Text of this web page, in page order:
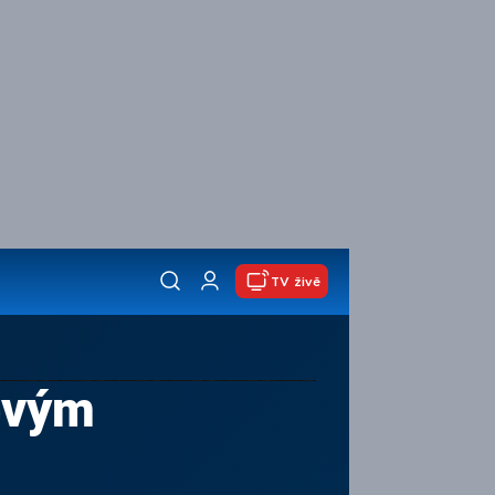
TV živě